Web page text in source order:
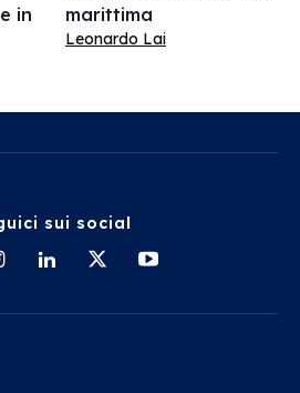
in
marittima
Leonardo Lai
sui social